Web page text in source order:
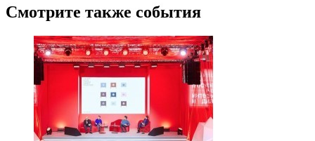
Смотрите также события